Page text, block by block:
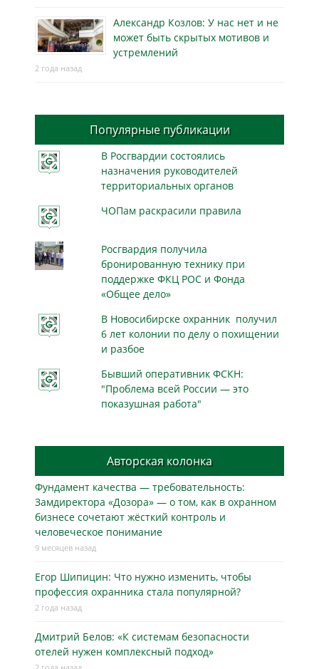
Александр Козлов: У нас нет и не
может быть скрытых мотивов и
устремлений
2 года назад
Популярные публикации
В Росгвардии состоялись
назначения руководителей
территориальных органов
ЧОПам раскрасили правила
Росгвардия получила
бронированную технику при
поддержке ФКЦ РОС и Фонда
«Общее дело»
В Новосибирске охранник получил
6 лет колонии по делу о похищении
и разбое
Бывший оперативник ФСКН:
"Проблема всей России — это
показушная работа"
Авторская колонка
Фундамент качества — требовательность:
Замдиректора «Дозора» — о том, как в охранном
бизнесe сочетают жёсткий контроль и
человеческое понимание
9 месяцев назад
Егор Шипицин: Что нужно изменить, чтобы
профессия охранника стала популярной?
2 года назад
Дмитрий Белов: «К системам безопасности
отелей нужен комплексный подход»